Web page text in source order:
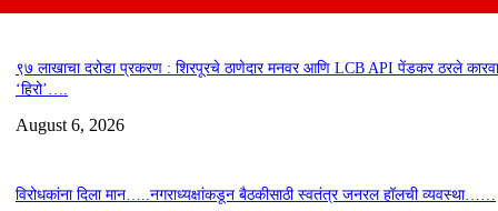
९७ लाखाचा दरोडा प्रकरण : शिरपूरचे ठाणेदार मनवर आणि LCB API पेंडकर ठरले
‘हिरो’….
August 6, 2026
विरोधकांना दिला मान…..नगराध्यक्षांकडून बैठकीसाठी स्वतंत्र जनरल हॉलची व्यवस्था……